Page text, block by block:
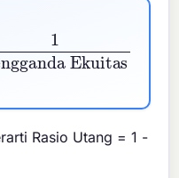
Ekuitas
Rasio Utang = 1 -